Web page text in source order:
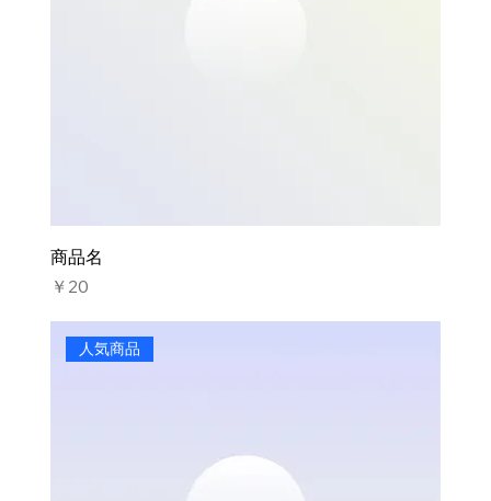
商品名
価格
￥20
人気商品